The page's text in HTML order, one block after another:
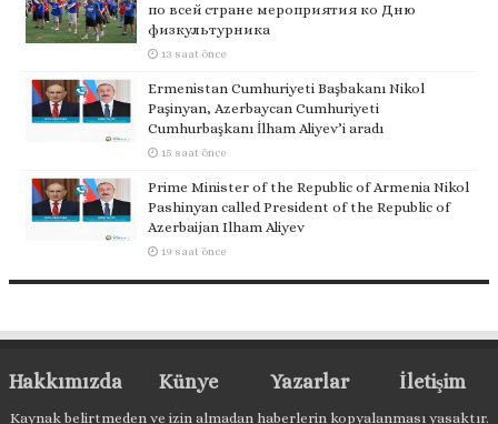
по всей стране мероприятия ко Дню
физкультурника
13 saat önce
Ermenistan Cumhuriyeti Başbakanı Nikol
Paşinyan, Azerbaycan Cumhuriyeti
Cumhurbaşkanı İlham Aliyev’i aradı
15 saat önce
Prime Minister of the Republic of Armenia Nikol
Pashinyan called President of the Republic of
Azerbaijan Ilham Aliyev
19 saat önce
Hakkımızda Künye Yazarlar İletişim
Kaynak belirtmeden ve izin almadan haberlerin kopyalanması yasaktır.